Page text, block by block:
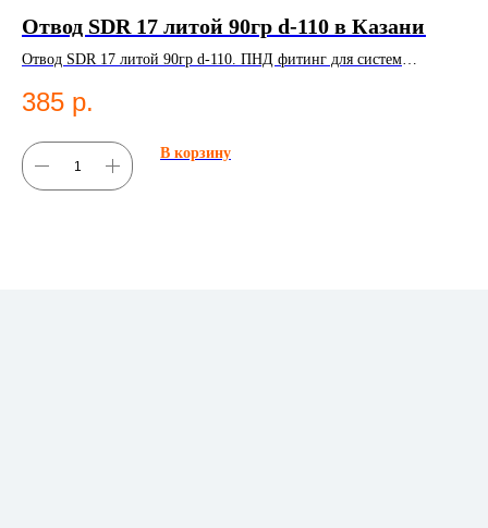
Отвод SDR 17 литой 90гр d-110 в Казани
Отвод SDR 17 литой 90гр d-110. ПНД фитинг для систем
385 р.
В корзину